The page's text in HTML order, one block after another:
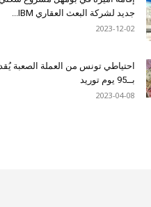
جديد لشركة البعث العقاري IBM...
2023-12-02
احتياطي تونس من العملة الصعبة
بــ95 يوم توريد
2023-04-08